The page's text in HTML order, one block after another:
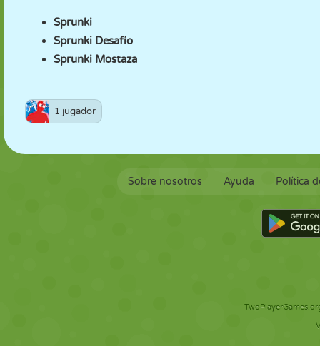
Sprunki
Sprunki Desafío
Sprunki Mostaza
1 jugador
Sobre nosotros Ayuda Política